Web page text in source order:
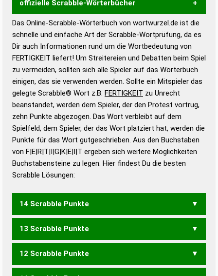
offizielle Scrabble-Wörterbücher
Wortwurzel liefert mit Hilfe eines semantischen
Wortanalyse-Algorithmus gute Anhaltspunkte zu
Wortbedeutung, Worttrennung und Wortform, um die
Gültigkeit eines Wortes für das Scrabble-Spiel zu
bestimmen!
zugelassene Turnier Scrabble-
Wörterbücher sind:
Duden – Standardwerk in 12 Bänden
Duden – Richtiges und gutes
Deutsch
Duden – Die deutsche Grammatik
Duden – Deutsches
Das Online-Scrabble-Wörterbuch von wortwurzel.de ist die
schnelle und einfache Art der Scrabble-Wortprüfung, da es
Dir auch Informationen rund um die Wortbedeutung von
FERTIGKEIT liefert! Um Streitereien und Debatten beim Spiel
zu vermeiden, sollten sich alle Spieler auf das Wörterbuch
einigen, das sie verwenden werden. Sollte ein Mitspieler das
gelegte Scrabble® Wort z.B. FERTIGKEIT zu Unrecht
beanstandet, werden dem Spieler, der den Protest vortrug,
zehn Punkte abgezogen. Das Wort verbleibt auf dem
Spielfeld, dem Spieler, der das Wort platziert hat, werden die
Punkte für das Wort gutgeschrieben. Aus den Buchstaben
von F|E|R|T|I|G|K|E|I|T ergeben sich weitere Möglichkeiten
Buchstabensteine zu legen. Hier findest Du die besten
Scrabble Lösungen:
14 Scrabble Punkte
GEKEIFT
13 Scrabble Punkte
GEKEIF KEIFTET
12 Scrabble Punkte